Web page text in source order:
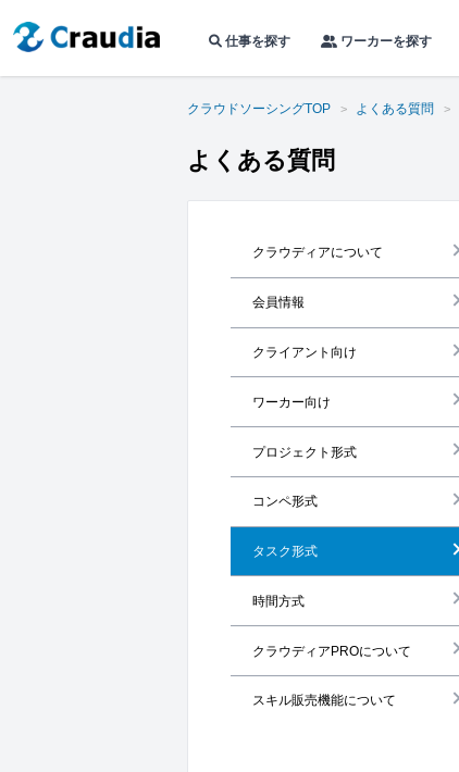
仕事を探す ワーカーを探す
クラウドソーシングTOP よくある質問
よくある質問
クラウディアについて
会員情報
クライアント向け
ワーカー向け
プロジェクト形式
コンペ形式
タスク形式
時間方式
クラウディアPROについて
スキル販売機能について